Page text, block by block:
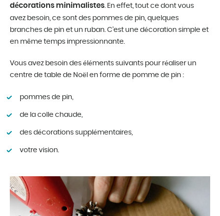
décorations minimalistes. En effet, tout ce dont vous
avez besoin, ce sont des pommes de pin, quelques
branches de pin et un ruban. C’est une décoration simple et
en même temps impressionnante.
Vous avez besoin des éléments suivants pour réaliser un
centre de table de Noël en forme de pomme de pin :
pommes de pin,
de la colle chaude,
des décorations supplémentaires,
votre vision.